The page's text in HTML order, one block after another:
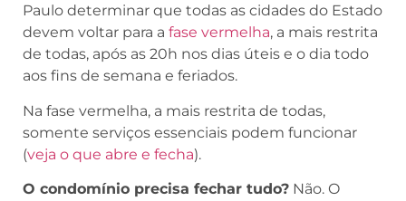
Paulo determinar que todas as cidades do Estado
devem voltar para a fase vermelha, a mais restrita
de todas, após as 20h nos dias úteis e o dia todo
aos fins de semana e feriados.
Na fase vermelha, a mais restrita de todas,
somente serviços essenciais podem funcionar
(veja o que abre e fecha).
O condomínio precisa fechar tudo? Não. O